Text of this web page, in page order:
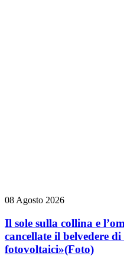
08 Agosto 2026
Il sole sulla collina e
cancellate il belvedere
fotovoltaici»(Foto)